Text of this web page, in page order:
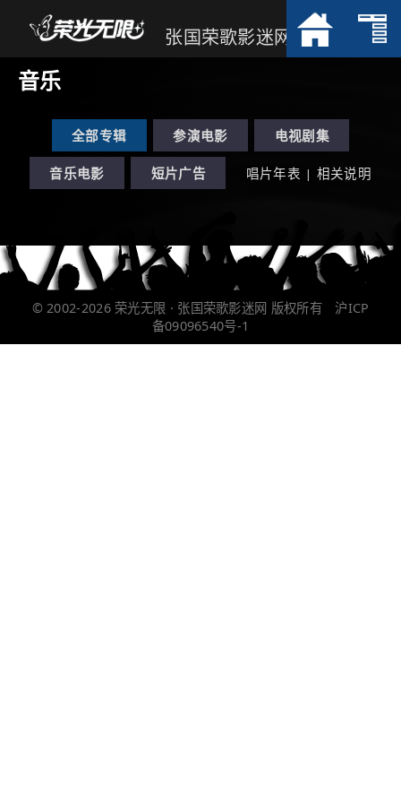
张国荣歌影迷网
音乐
全部专辑 参演电影 电视剧集
音乐电影 短片广告 唱片年表 | 相关说明
© 2002-2026 荣光无限 · 张国荣歌影迷网 版权所有
沪ICP
备09096540号-1